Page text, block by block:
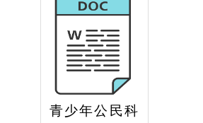
青少年公民科